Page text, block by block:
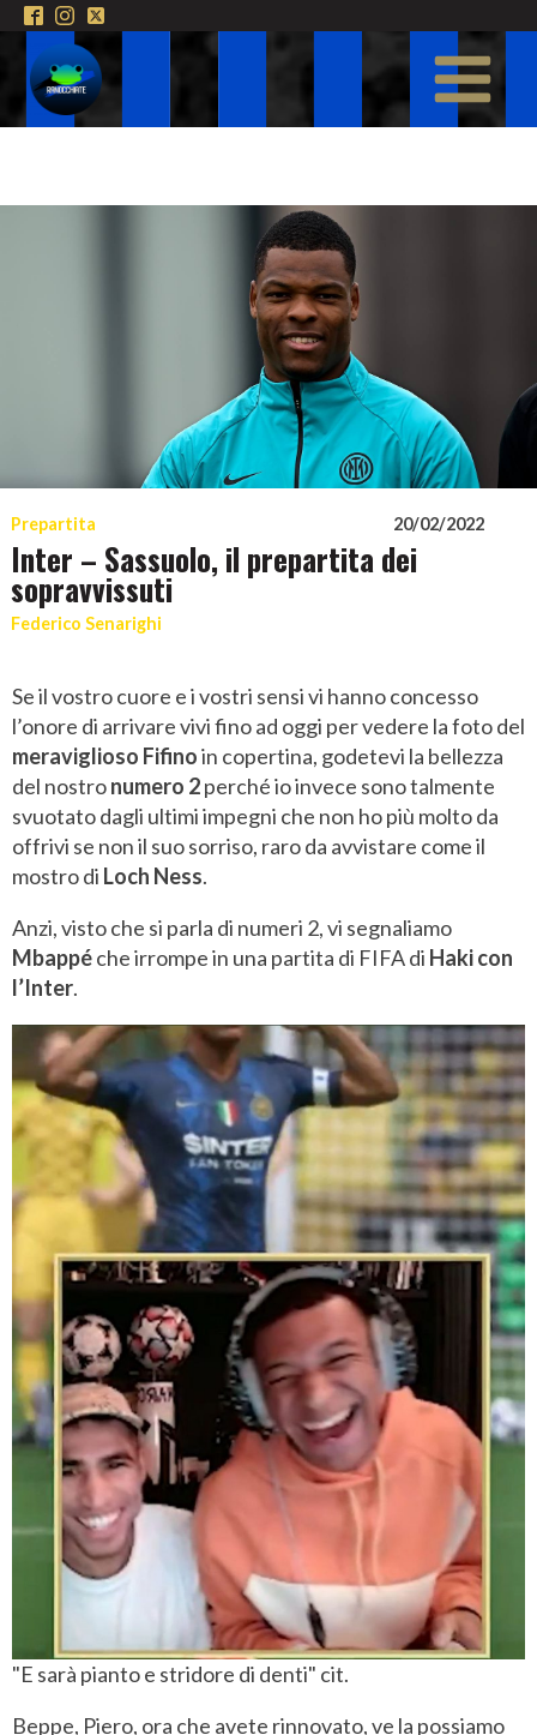
Prepartita 20/02/2022
Inter – Sassuolo, il prepartita dei
sopravvissuti
Federico Senarighi
Se il vostro cuore e i vostri sensi vi hanno concesso
l’onore di arrivare vivi fino ad oggi per vedere la foto del
meraviglioso Fifinoin copertina, godetevi la bellezza
del nostronumero 2perché io invece sono talmente
svuotato dagli ultimi impegni che non ho più molto da
offrivi se non il suo sorriso, raro da avvistare come il
mostro di Loch Ness.
Anzi, visto che si parla di numeri 2, vi segnaliamo
Mbappéche irrompe in una partita di FIFA di Haki con
l’Inter.
"E sarà pianto e stridore di denti" cit.
Beppe, Piero, ora che avete rinnovato, ve la possiamo